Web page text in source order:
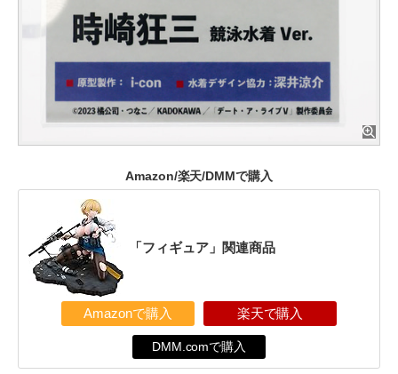
Amazon/楽天/DMMで購入
「フィギュア」関連商品
Amazonで購入 楽天で購入
DMM.comで購入